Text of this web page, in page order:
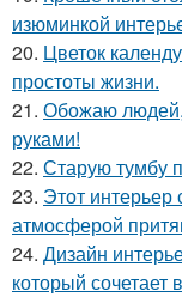
изюминкой
20. Цветок
простоты жизни.
21. Обожаю людей,
руками!
22. Старую тумбу
23. Этот интерьер
атмосферой
24. Дизайн
который сочетает